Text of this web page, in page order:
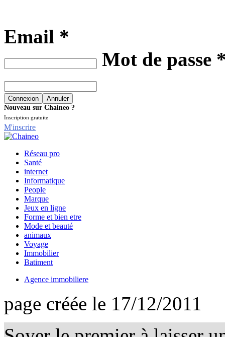
Email *
Mot de passe
Nouveau sur Chaineo ?
Inscription gratuite
M'inscrire
Réseau pro
Santé
internet
Informatique
People
Marque
Jeux en ligne
Forme et bien etre
Mode et beauté
animaux
Voyage
Immobilier
Batiment
Agence immobiliere
page créée le 17/12/2011